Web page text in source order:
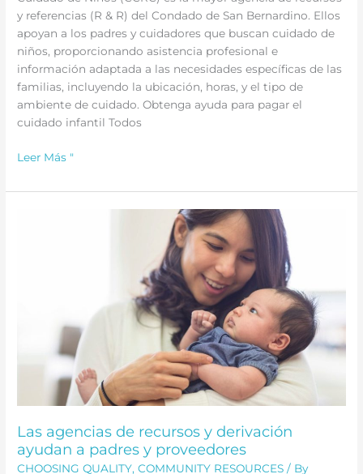
y referencias (R & R) del Condado de San Bernardino. Ellos
apoyan a los padres y cuidadores que buscan cuidado de
niños, proporcionando asistencia profesional e
información adaptada a las necesidades específicas de las
familias, incluyendo la ubicación, horas, y el tipo de
ambiente de cuidado. Obtenga ayuda para pagar el
cuidado infantil Todos
Cómo
ayuda
Resource
Leer Más "
Las agencias de recursos y derivación
ayudan a padres y proveedores
CHOOSING QUALITY,COMMUNITY RESOURCES / By